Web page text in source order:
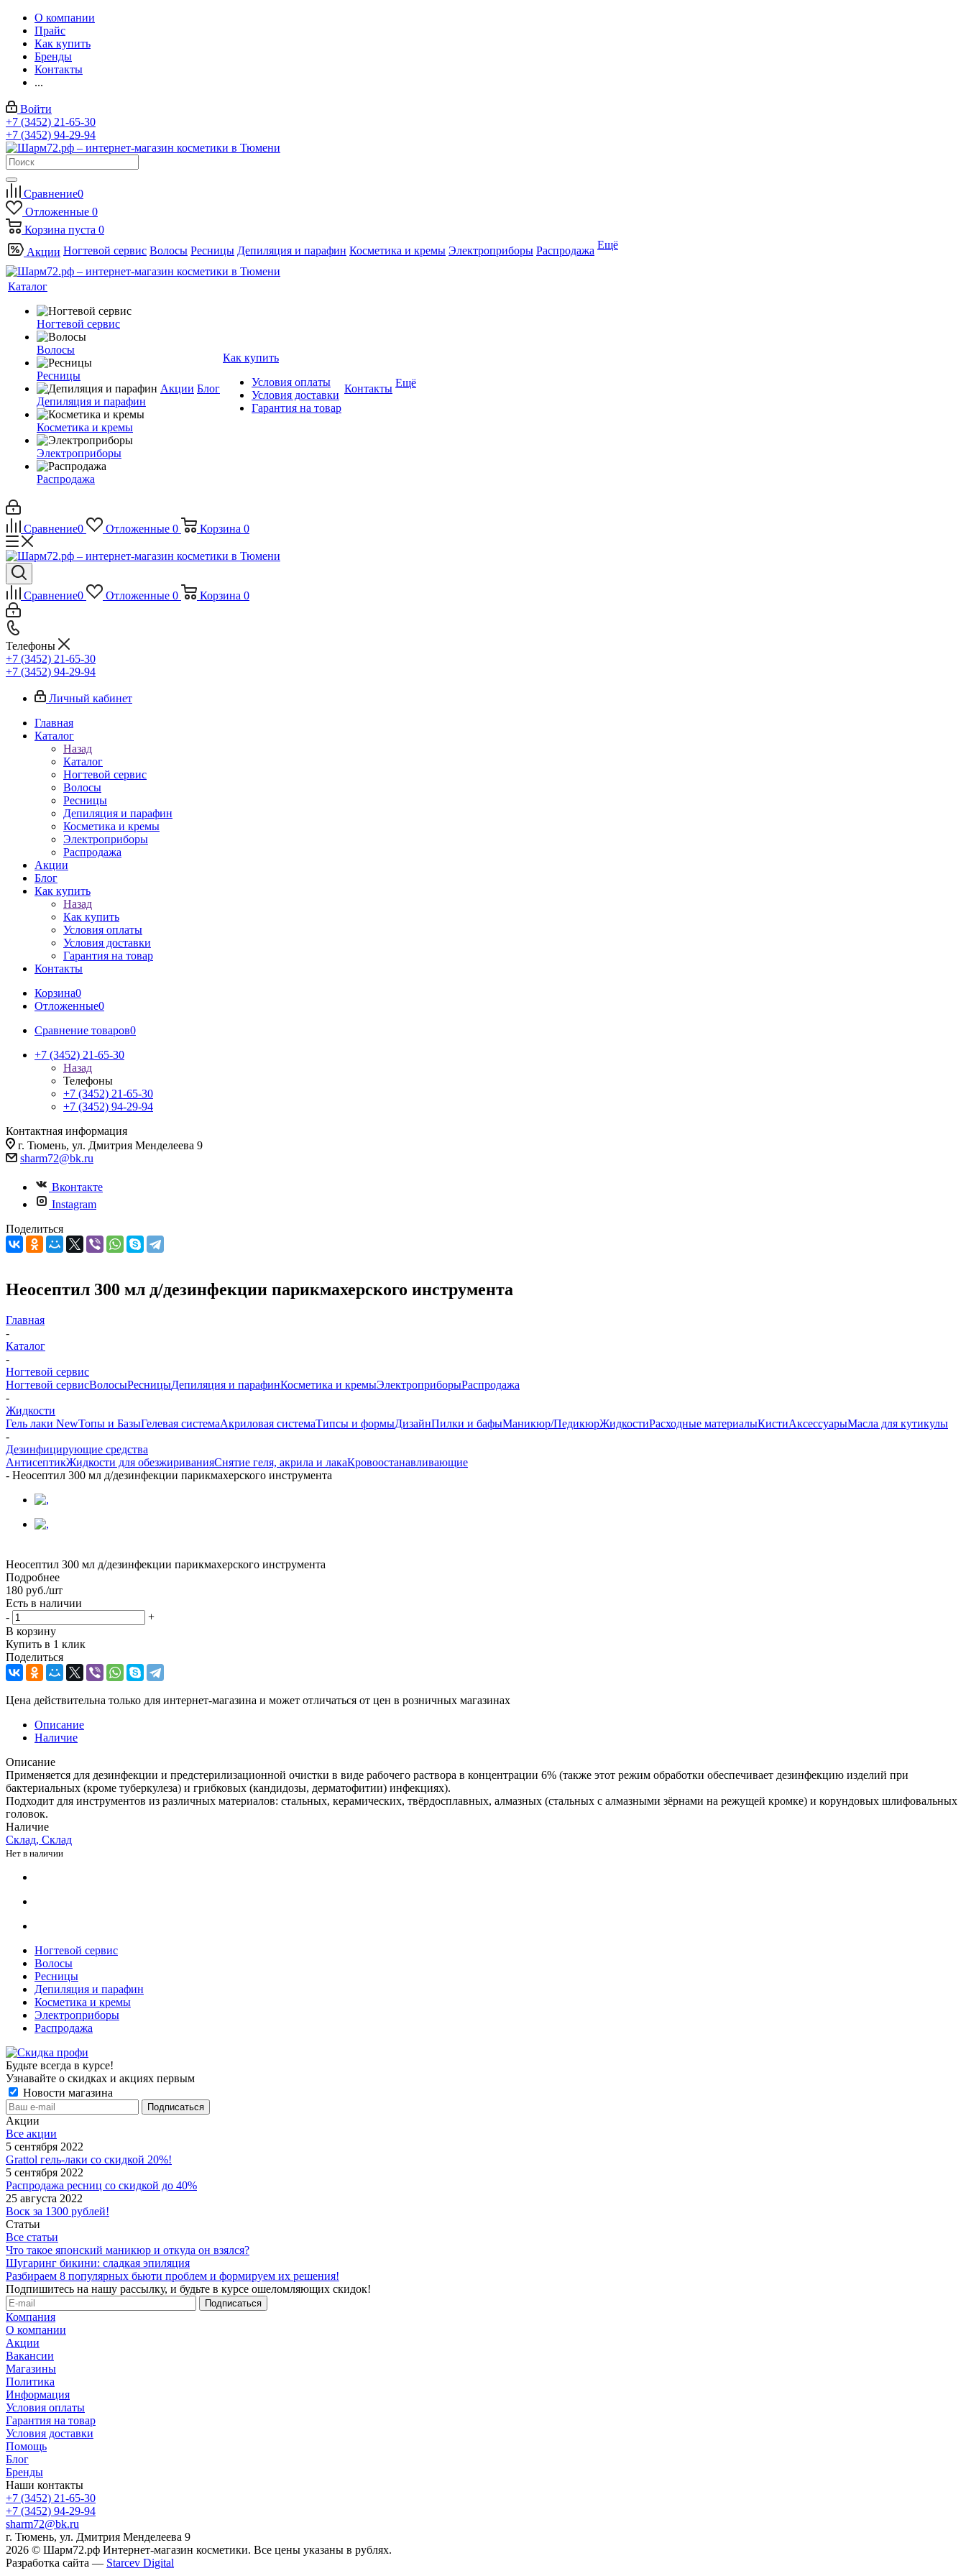
О компании
Прайс
Как купить
Бренды
Контакты
...
Войти
+7 (3452) 21-65-30
+7 (3452) 94-29-94
Сравнение0
Отложенные 0
Корзина пуста 0
Акции Ногтевой сервис Волосы Ресницы Депиляция и парафин Косметика и кремы Электроприборы Распродажа Ещё
Каталог
Ногтевой сервис
Волосы
Ресницы
Депиляция и парафин
Косметика и кремы
Электроприборы
Распродажа
Акции Блог
Как купить
Условия оплаты
Условия доставки
Гарантия на товар
Контакты Ещё
Сравнение0 Отложенные 0 Корзина 0
Сравнение0 Отложенные 0 Корзина 0
Телефоны
+7 (3452) 21-65-30
+7 (3452) 94-29-94
Личный кабинет
Главная
Каталог
Назад
Каталог
Ногтевой сервис
Волосы
Ресницы
Депиляция и парафин
Косметика и кремы
Электроприборы
Распродажа
Акции
Блог
Как купить
Назад
Как купить
Условия оплаты
Условия доставки
Гарантия на товар
Контакты
Корзина0
Отложенные0
Сравнение товаров0
+7 (3452) 21-65-30
Назад
Телефоны
+7 (3452) 21-65-30
+7 (3452) 94-29-94
Контактная информация
г. Тюмень, ул. Дмитрия Менделеева 9
sharm72@bk.ru
Вконтакте
Instagram
Поделиться
Неосептил 300 мл д/дезинфекции парикмахерского инструмента
Главная
-
Каталог
-
Ногтевой сервис
Ногтевой сервисВолосыРесницыДепиляция и парафинКосметика и кремыЭлектроприборыРаспродажа
-
Жидкости
Гель лаки NewТопы и БазыГелевая системаАкриловая системаТипсы и формыДизайнПилки и бафыМаникюр/ПедикюрЖидкостиРасходные материалыКистиАксессуарыМасла для кутикулы
-
Дезинфицирующие средства
АнтисептикЖидкости для обезжириванияСнятие геля, акрила и лакаКровоостанавливающие
- Неосептил 300 мл д/дезинфекции парикмахерского инструмента
Неосептил 300 мл д/дезинфекции парикмахерского инструмента
Подробнее
180 руб./шт
Есть в наличии
-
+
В корзину
Купить в 1 клик
Поделиться
Цена действительна только для интернет-магазина и может отличаться от цен в розничных магазинах
Описание
Наличие
Описание
Применяется для дезинфекции и предстерилизационной очистки в виде рабочего раствора в концентрации 6% (также этот режим обработки обеспечивает дезинфекцию изделий при
бактериальных (кроме туберкулеза) и грибковых (кандидозы, дерматофитии) инфекциях).
Подходит для инструментов из различных материалов: стальных, керамических, твёрдосплавных, алмазных (стальных с алмазными зёрнами на режущей кромке) и корундовых шлифовальных
головок.
Наличие
Склад, Склад
Нет в наличии
Ногтевой сервис
Волосы
Ресницы
Депиляция и парафин
Косметика и кремы
Электроприборы
Распродажа
Будьте всегда в курсе!
Узнавайте о скидках и акциях первым
Новости магазина
Акции
Все акции
5 сентября 2022
Grattol гель-лаки со скидкой 20%!
5 сентября 2022
Распродажа ресниц со скидкой до 40%
25 августа 2022
Воск за 1300 рублей!
Статьи
Все статьи
Что такое японский маникюр и откуда он взялся?
Шугаринг бикини: сладкая эпиляция
Разбираем 8 популярных бьюти проблем и формируем их решения!
Подпишитесь на нашу рассылку, и будьте в курсе ошеломляющих скидок!
Компания
О компании
Акции
Вакансии
Магазины
Политика
Информация
Условия оплаты
Гарантия на товар
Условия доставки
Помощь
Блог
Бренды
Наши контакты
+7 (3452) 21-65-30
+7 (3452) 94-29-94
sharm72@bk.ru
г. Тюмень, ул. Дмитрия Менделеева 9
2026 © Шарм72.рф Интернет-магазин косметики. Все цены указаны в рублях.
Разработка сайта — Starcev Digital